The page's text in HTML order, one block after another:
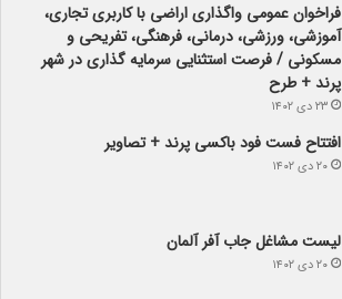
فراخوان عمومی واگذاری اراضی با کاربری تجاری،
آموزشی، ورزشی، درمانی، فرهنگی، تفریحی و
مسکونی / فرصت استثنایی سرمایه گذاری در شهر
پرند + طرح
۲۳ دی ۱۴۰۲
افتتاح فست فود باکسی پرند + تصاویر
۲۰ دی ۱۴۰۲
لیست مشاغل جاب آفر آلمان
۲۰ دی ۱۴۰۲